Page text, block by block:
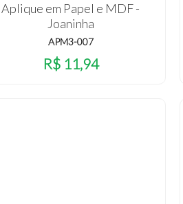
Aplique em Papel e MDF -
Joaninha
APM3-007
R$ 11,94